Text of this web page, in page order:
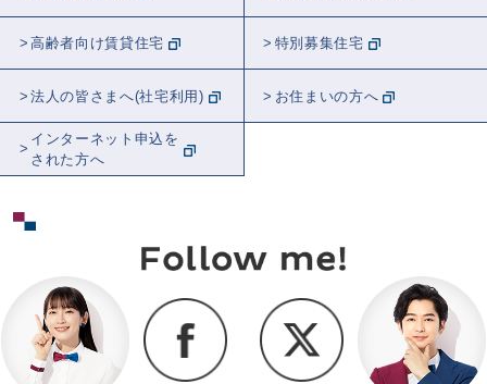
高齢者向け賃貸住宅 特別募集住宅
法人の皆さまへ(社宅利用) お住まいの方へ
インターネット申込を
された方へ